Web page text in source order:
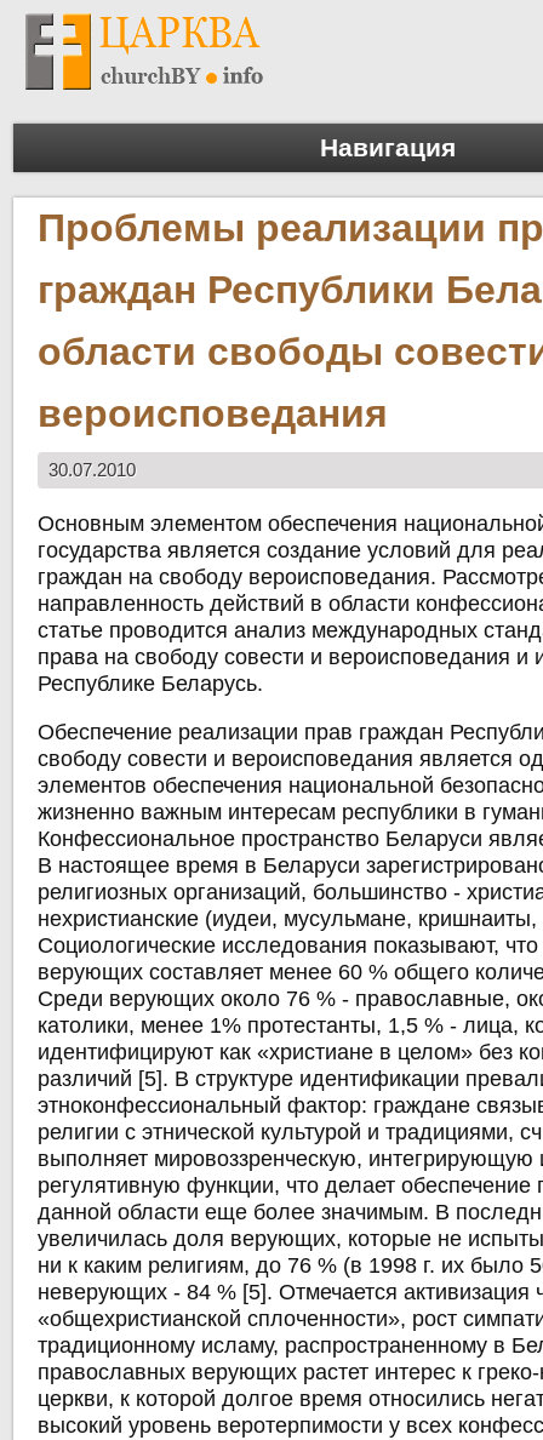
Навигация
Проблемы реализации
граждан Республики
области свободы
вероисповедания
30.07.2010
Основным элементом обеспечения
государства является создание условий для
граждан на свободу вероисповедания.
направленность действий в области
статье проводится анализ международных
права на свободу совести и вероисповедания и
Республике Беларусь.
Обеспечение реализации прав граждан
свободу совести и вероисповедания является
элементов обеспечения национальной
жизненно важным интересам республики в
Конфессиональное пространство Беларуси
В настоящее время в Беларуси
религиозных организаций, большинство -
нехристианские (иудеи, мусульмане, кришнаиты,
Социологические исследования показывают, что
верующих составляет менее 60 % общего
Среди верующих около 76 % - православные,
католики, менее 1% протестанты, 1,5 % - лица,
идентифицируют как «христиане в целом» без
различий [5]. В структуре идентификации
этноконфессиональный фактор: граждане
религии с этнической культурой и традициями,
выполняет мировоззренческую, интегрирующую
регулятивную функции, что делает обеспечение
данной области еще более значимым. В
увеличилась доля верующих, которые не
ни к каким религиям, до 76 % (в 1998 г. их было
неверующих - 84 % [5]. Отмечается активизация
«общехристианской сплоченности», рост
традиционному исламу, распространенному в
православных верующих растет интерес к греко-
церкви, к которой долгое время относились
высокий уровень веротерпимости у всех